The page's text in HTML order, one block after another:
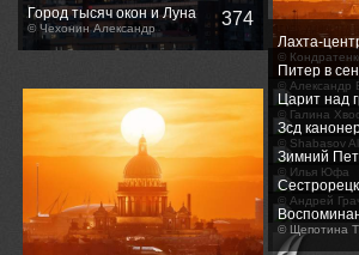
Город тысяч окон и Луна
© Чехонин Александр 374
Лахта-
©
Питер в
© Александр
Царит над
суетой...
© Галина
Зсд
© Shabasov
Зимний
26г.
© Илья Юфа
© Андрей
осени....
© Щепотина